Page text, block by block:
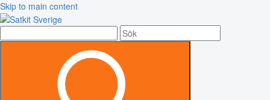
Skip to main content